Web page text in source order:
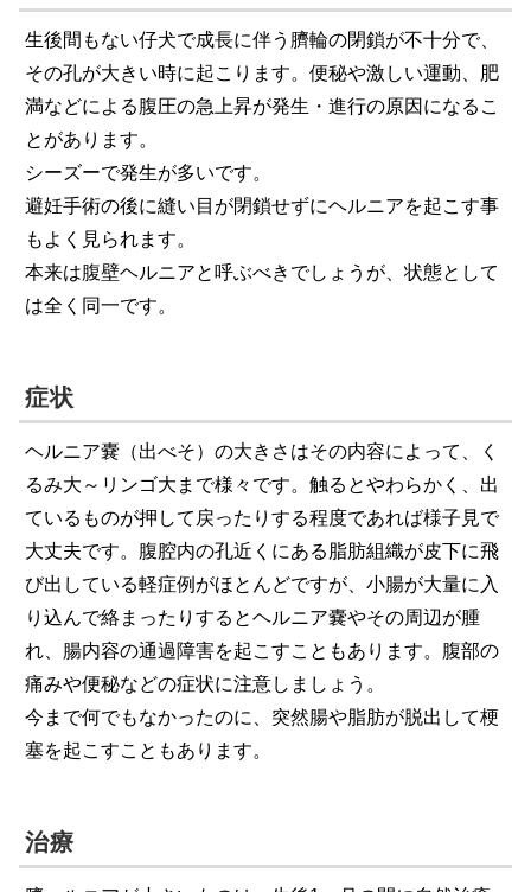
生後間もない仔犬で成長に伴う臍輪の閉鎖が不十分で、
その孔が大きい時に起こります。便秘や激しい運動、肥
満などによる腹圧の急上昇が発生・進行の原因になるこ
とがあります。
シーズーで発生が多いです。
避妊手術の後に縫い目が閉鎖せずにヘルニアを起こす事
もよく見られます。
本来は腹壁ヘルニアと呼ぶべきでしょうが、状態として
は全く同一です。
症状
ヘルニア嚢（出べそ）の大きさはその内容によって、く
るみ大～リンゴ大まで様々です。触るとやわらかく、出
ているものが押して戻ったりする程度であれば様子見で
大丈夫です。腹腔内の孔近くにある脂肪組織が皮下に飛
び出している軽症例がほとんどですが、小腸が大量に入
り込んで絡まったりするとヘルニア嚢やその周辺が腫
れ、腸内容の通過障害を起こすこともあります。腹部の
痛みや便秘などの症状に注意しましょう。
今まで何でもなかったのに、突然腸や脂肪が脱出して梗
塞を起こすこともあります。
治療